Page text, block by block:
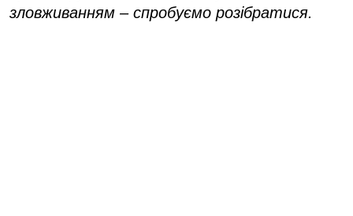
зловживанням – спробуємо розібратися.